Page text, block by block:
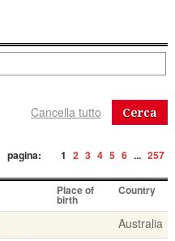
Cerca
pagina: 1 2 3 4 5 6 ... 257
Place of
birth
Country
Australia